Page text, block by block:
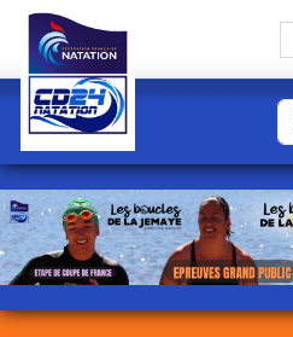
Panneau de gestion des cookies